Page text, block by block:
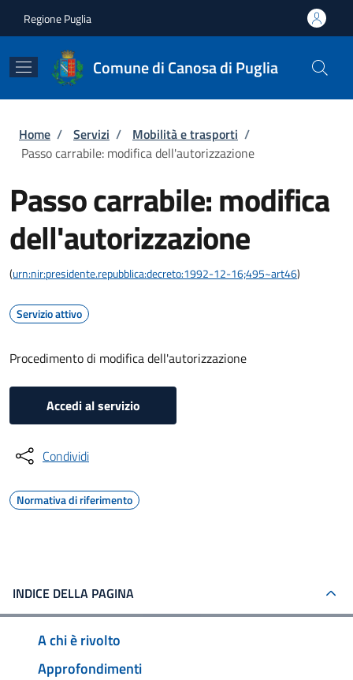
Regione Puglia
Comune di Canosa di Puglia
Briciole di pane
Home / Servizi / Mobilità e trasporti /
Passo carrabile: modifica dell'autorizzazione
Passo carrabile: modifica
dell'autorizzazione
(urn:nir:presidente.repubblica:decreto:1992-12-16;495~art46)
Servizio attivo
Procedimento di modifica dell'autorizzazione
Accedi al servizio
Condividi
Normativa di riferimento
INDICE DELLA PAGINA
A chi è rivolto
Approfondimenti